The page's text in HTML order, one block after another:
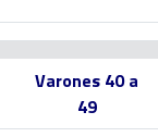
Varones 40 a
49